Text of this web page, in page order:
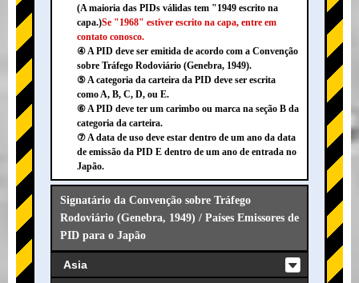
(A maioria das PIDs válidas tem "1949 escrito na
capa.)Se "1968" estiver escrito na capa, entre em
contato conosco.
④ A PID deve ser emitida de acordo com a Convenção
sobre Tráfego Rodoviário (Genebra, 1949).
⑤ A categoria da carteira da PID deve ser escrita
como A, B, C, D, ou E.
⑥ A PID deve ter um carimbo ou marca na seção B da
categoria da carteira.
⑦ A data de uso deve estar dentro de um ano da data
de emissão da PID E dentro de um ano de entrada no
Japão.
Signatário da Convenção sobre Tráfego
Rodoviário (Genebra, 1949) / Países Emissores de
PID para o Japão
Asia